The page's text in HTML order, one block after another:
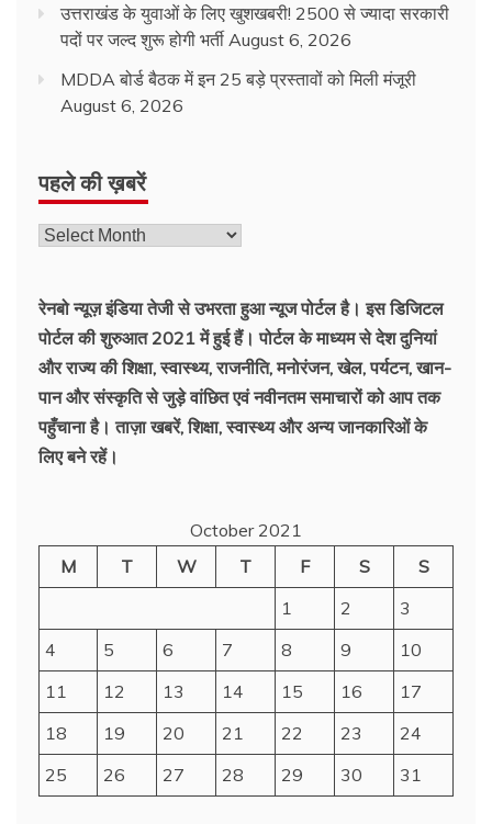
उत्तराखंड के युवाओं के लिए खुशखबरी! 2500 से ज्यादा सरकारी
पदों पर जल्द शुरू होगी भर्ती August 6, 2026
MDDA बोर्ड बैठक में इन 25 बड़े प्रस्तावों को मिली मंजूरी
August 6, 2026
पहले की ख़बरें
रेनबो न्यूज़ इंडिया तेजी से उभरता हुआ न्‍यूज पोर्टल है। इस डिजिटल
पोर्टल की शुरुआत 2021 में हुई हैं। पोर्टल के माध्यम से देश दुनियां
और राज्य की शिक्षा, स्वास्थ्य, राजनीति, मनोरंजन, खेल, पर्यटन, खान-
पान और संस्कृति से जुड़े वांछित एवं नवीनतम समाचारों को आप तक
पहुँचाना है। ताज़ा खबरें, शिक्षा, स्वास्थ्य और अन्य जानकारिओं के
लिए बने रहें।
October 2021
M
T W T F S
S
1
2
3
4
5 6 7 8 9
10
11
12 13 14 15 16
17
18
19 20 21 22 23
24
25
26 27 28 29 30 31